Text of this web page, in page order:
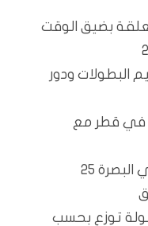
بضيق الوقت
البطولات ودور
في قطر مع
– كل الأمور متوافرة في خليجي البصرة 25
توزع بحسب